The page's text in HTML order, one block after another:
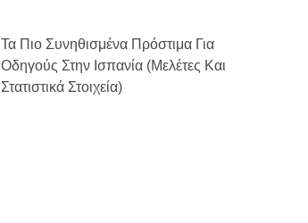
Τα Πιο Συνηθισμένα Πρόστιμα Για
Οδηγούς Στην Ισπανία (μελέτες Και
Στατιστικά Στοιχεία)